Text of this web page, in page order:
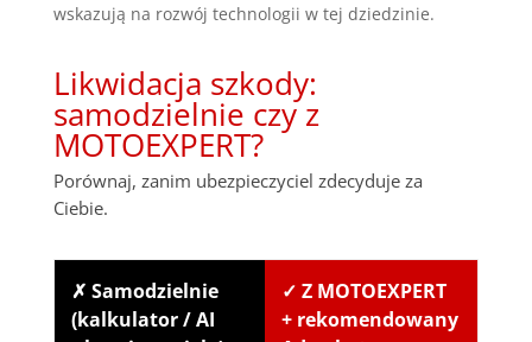
wskazują na rozwój technologii w tej dziedzinie.
Likwidacja szkody:
samodzielnie czy z
MOTOEXPERT?
Porównaj, zanim ubezpieczyciel zdecyduje za
Ciebie.
✗ Samodzielnie
(kalkulator / AI
✓ Z MOTOEXPERT
+ rekomendowany